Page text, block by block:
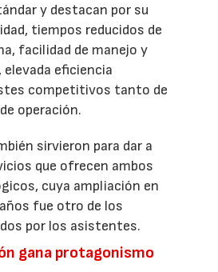
y destacan por su
tiempos reducidos de
facilidad de manejo y
eficiencia
competitivos tanto de
operación.
sirvieron para dar a
que ofrecen ambos
cuya ampliación en
fue otro de los
por los asistentes.
gana protagonismo